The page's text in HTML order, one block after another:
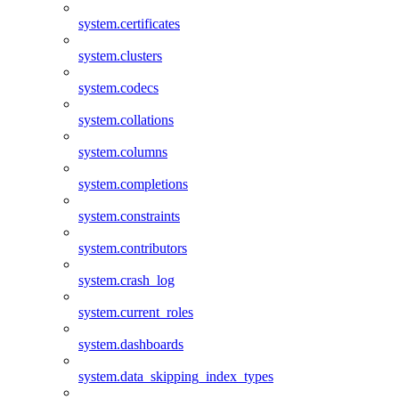
system.certificates
system.clusters
system.codecs
system.collations
system.columns
system.completions
system.constraints
system.contributors
system.crash_log
system.current_roles
system.dashboards
system.data_skipping_index_types